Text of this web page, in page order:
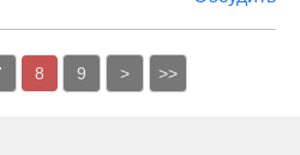
8 9 > >>